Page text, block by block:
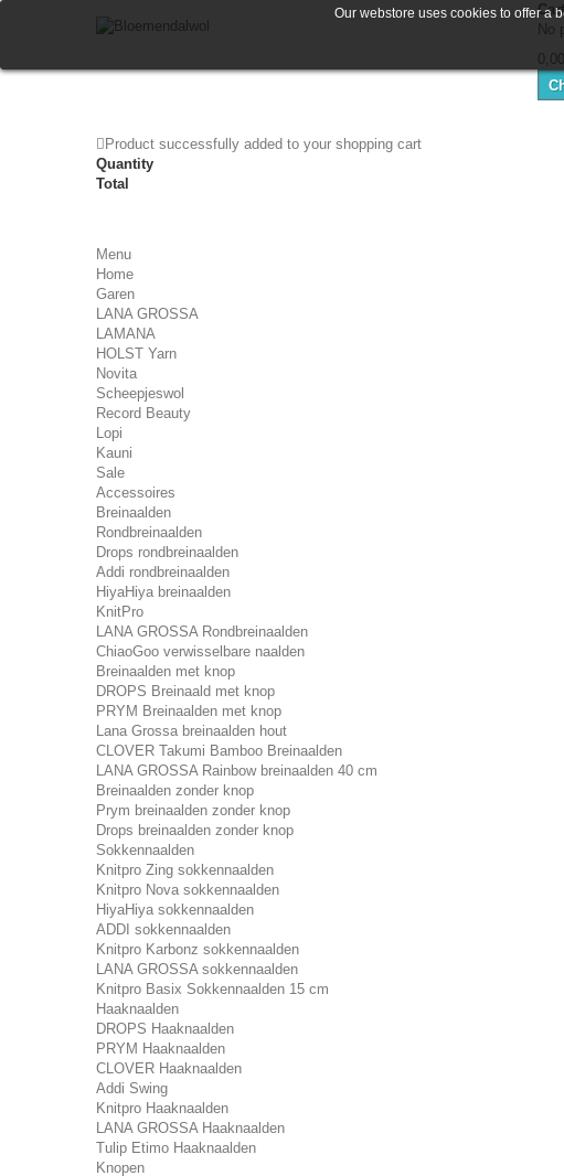
Cart
No
Product successfully added to your shopping cart
Quantity
Total
Menu
Home
Garen
LANA GROSSA
LAMANA
HOLST Yarn
Novita
Scheepjeswol
Record Beauty
Lopi
Kauni
Sale
Accessoires
Breinaalden
Rondbreinaalden
Drops rondbreinaalden
Addi rondbreinaalden
HiyaHiya breinaalden
KnitPro
LANA GROSSA Rondbreinaalden
ChiaoGoo verwisselbare naalden
Breinaalden met knop
DROPS Breinaald met knop
PRYM Breinaalden met knop
Lana Grossa breinaalden hout
CLOVER Takumi Bamboo Breinaalden
LANA GROSSA Rainbow breinaalden 40 cm
Breinaalden zonder knop
Prym breinaalden zonder knop
Drops breinaalden zonder knop
Sokkennaalden
Knitpro Zing sokkennaalden
Knitpro Nova sokkennaalden
HiyaHiya sokkennaalden
ADDI sokkennaalden
Knitpro Karbonz sokkennaalden
LANA GROSSA sokkennaalden
Knitpro Basix Sokkennaalden 15 cm
Haaknaalden
DROPS Haaknaalden
PRYM Haaknaalden
CLOVER Haaknaalden
Addi Swing
Knitpro Haaknaalden
LANA GROSSA Haaknaalden
Tulip Etimo Haaknaalden
Knopen
Our webstore uses cookies to offer a